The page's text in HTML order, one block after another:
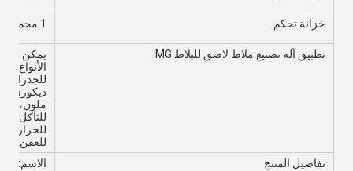
خزانة تحكم 1 مجموعة
تطبيق آلة تصنيع ملاط لاصق للبلاط MG:
يمكن
الأنواع
للجدران
ديكوري،
ملون،
للتآكل،
للعفن،
تفاصيل المنتج
الاسم: